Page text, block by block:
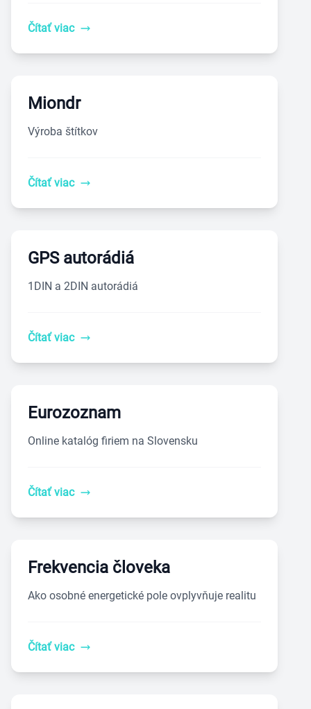
Čítať viac
Miondr
Výroba štítkov
Čítať viac
GPS autorádiá
1DIN a 2DIN autorádiá
Čítať viac
Eurozoznam
Online katalóg firiem na Slovensku
Čítať viac
Frekvencia človeka
Ako osobné energetické pole ovplyvňuje realitu
Čítať viac